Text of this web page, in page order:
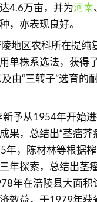
4.6万亩，并为河南、
，亦表现良好。
地区农科所在提纯
单株系选法，获得
由“三转子”选育的
予从1954年开始
果，总结出“茎瘤芥
年，陈材林等根据
年探索，总结出茎
年在涪陵县大面积
效益，于1979年获